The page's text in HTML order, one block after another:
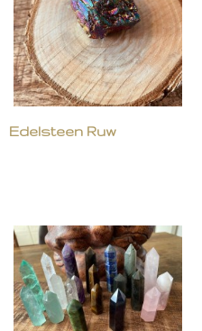
Edelsteen Ruw